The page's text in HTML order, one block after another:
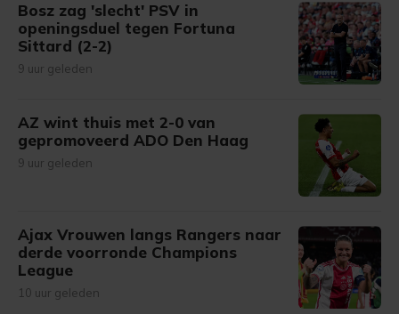
Bosz zag 'slecht' PSV in
openingsduel tegen Fortuna
Sittard (2-2)
9 uur geleden
AZ wint thuis met 2-0 van
gepromoveerd ADO Den Haag
9 uur geleden
Ajax Vrouwen langs Rangers naar
derde voorronde Champions
League
10 uur geleden